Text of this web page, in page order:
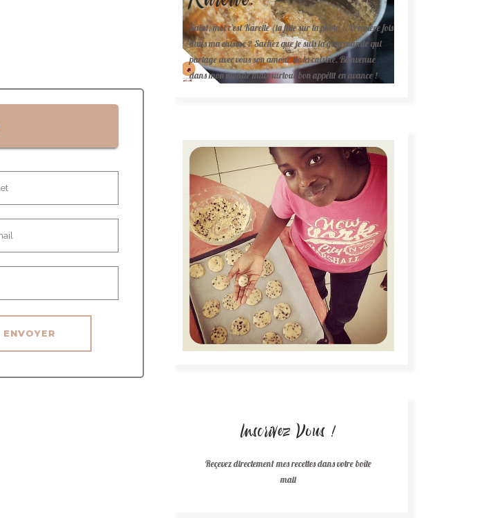
Salut, moi c'est Karelle (la fille sur la photo ). Première fois
dans ma cuisine ? Sachez que je suis la gourmande qui
partage avec vous son amour de la cuisine. Bienvenue
dans mon monde mais surtout bon appétit en avance !
Inscrivez Vous !
Reçevez directement mes recettes dans votre boîte
mail